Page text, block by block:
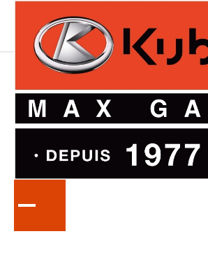
LA SÉRIE M8
Tracteurs agricoles